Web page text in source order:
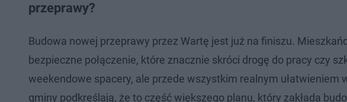
przeprawy?
Budowa nowej przeprawy przez Wartę jest już na finiszu.
bezpieczne połączenie, które znacznie skróci drogę do pracy czy
weekendowe spacery, ale przede wszystkim realnym ułatwieniem
gminy podkreślają, że to część większego planu, który zakłada